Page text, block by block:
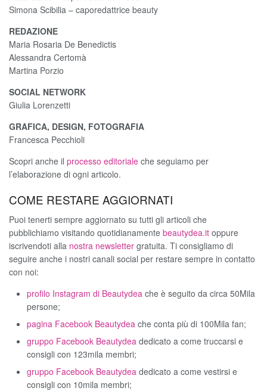
Simona Scibilia – caporedattrice beauty
REDAZIONE
Maria Rosaria De Benedictis
Alessandra Certomà
Martina Porzio
SOCIAL NETWORK
Giulia Lorenzetti
GRAFICA, DESIGN, FOTOGRAFIA
Francesca Pecchioli
Scopri anche il processo editoriale che seguiamo per
l’elaborazione di ogni articolo.
COME RESTARE AGGIORNATI
Puoi tenerti sempre aggiornato su tutti gli articoli che
pubblichiamo visitando quotidianamente beautydea.it oppure
iscrivendoti alla nostra newsletter gratuita. Ti consigliamo di
seguire anche i nostri canali social per restare sempre in contatto
con noi:
profilo Instagram di Beautydea che è seguito da circa 50Mila
persone;
pagina Facebook Beautydea che conta più di 100Mila fan;
gruppo Facebook Beautydea dedicato a come truccarsi e
consigli con 123mila membri;
gruppo Facebook Beautydea dedicato a come vestirsi e
consigli con 10mila membri;